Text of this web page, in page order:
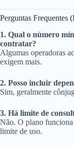
Perguntas Frequentes
1. Qual o número
contratar?
Algumas operadoras
exigem mais.
2. Posso incluir
Sim, geralmente
3. Há limite de
Não. O plano
limite de uso.